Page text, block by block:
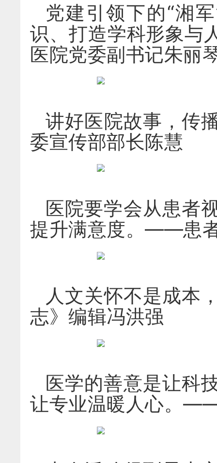
党建引领下的“湘
识、打造学科形象
医院党委副书记朱丽
讲好医院故事，传
委宣传部部长陈慧
医院要学会从患者
提升满意度。——患
人文关怀不是成本
志》编辑冯洪强
医学的善意是让科
让专业温暖人心。